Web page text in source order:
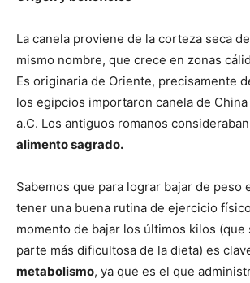
La canela proviene de la corteza seca
mismo nombre, que crece en zonas
Es originaria de Oriente, precisamente
los egipcios importaron canela de
a.C. Los antiguos romanos
alimento sagrado.
Sabemos que para lograr bajar de peso
tener una buena rutina de ejercicio
momento de bajar los últimos kilos (que
parte más dificultosa de la dieta) es
metabolismo, ya que es el que